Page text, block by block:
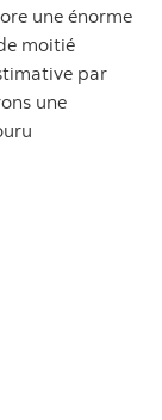
une énorme
moitié
par
une